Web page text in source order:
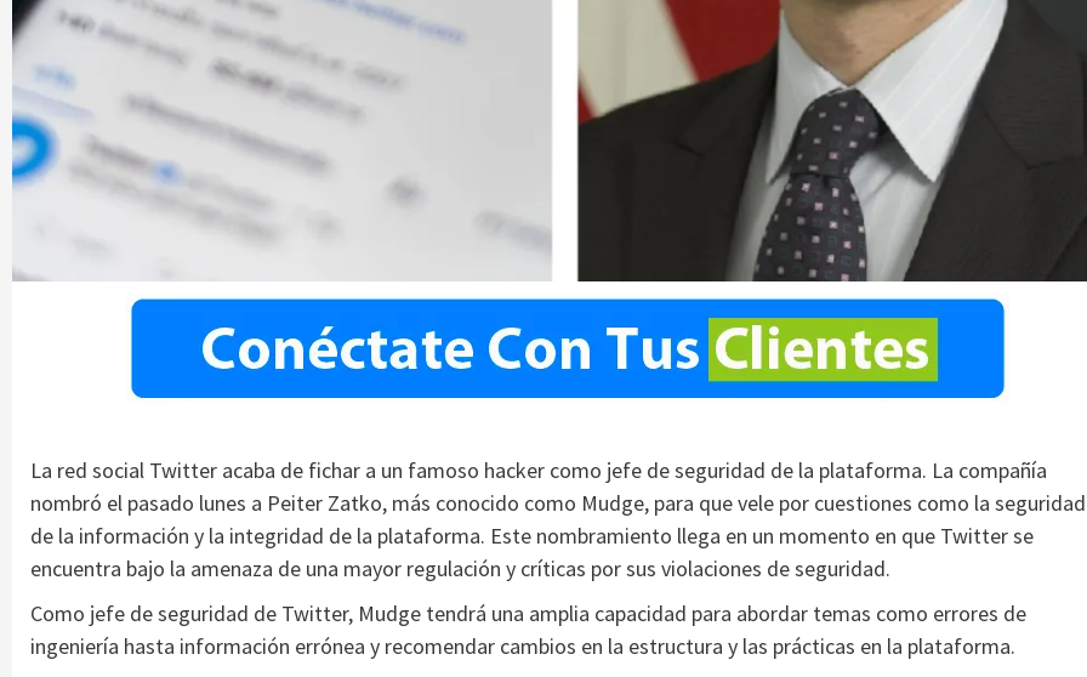
La red social Twitter acaba de fichar a un famoso hacker como jefe de seguridad de la plataforma. La compañía
nombró el pasado lunes a Peiter Zatko, más conocido como Mudge, para que vele por cuestiones como la seguridad
de la información y la integridad de la plataforma. Este nombramiento llega en un momento en que Twitter se
encuentra bajo la amenaza de una mayor regulación y críticas por sus violaciones de seguridad.
Como jefe de seguridad de Twitter, Mudge tendrá una amplia capacidad para abordar temas como errores de
ingeniería hasta información errónea y recomendar cambios en la estructura y las prácticas en la plataforma.